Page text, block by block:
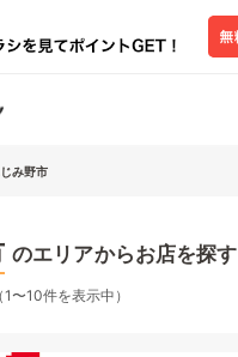
み野市
のエリアからお店を探す
〜10件を表示中）